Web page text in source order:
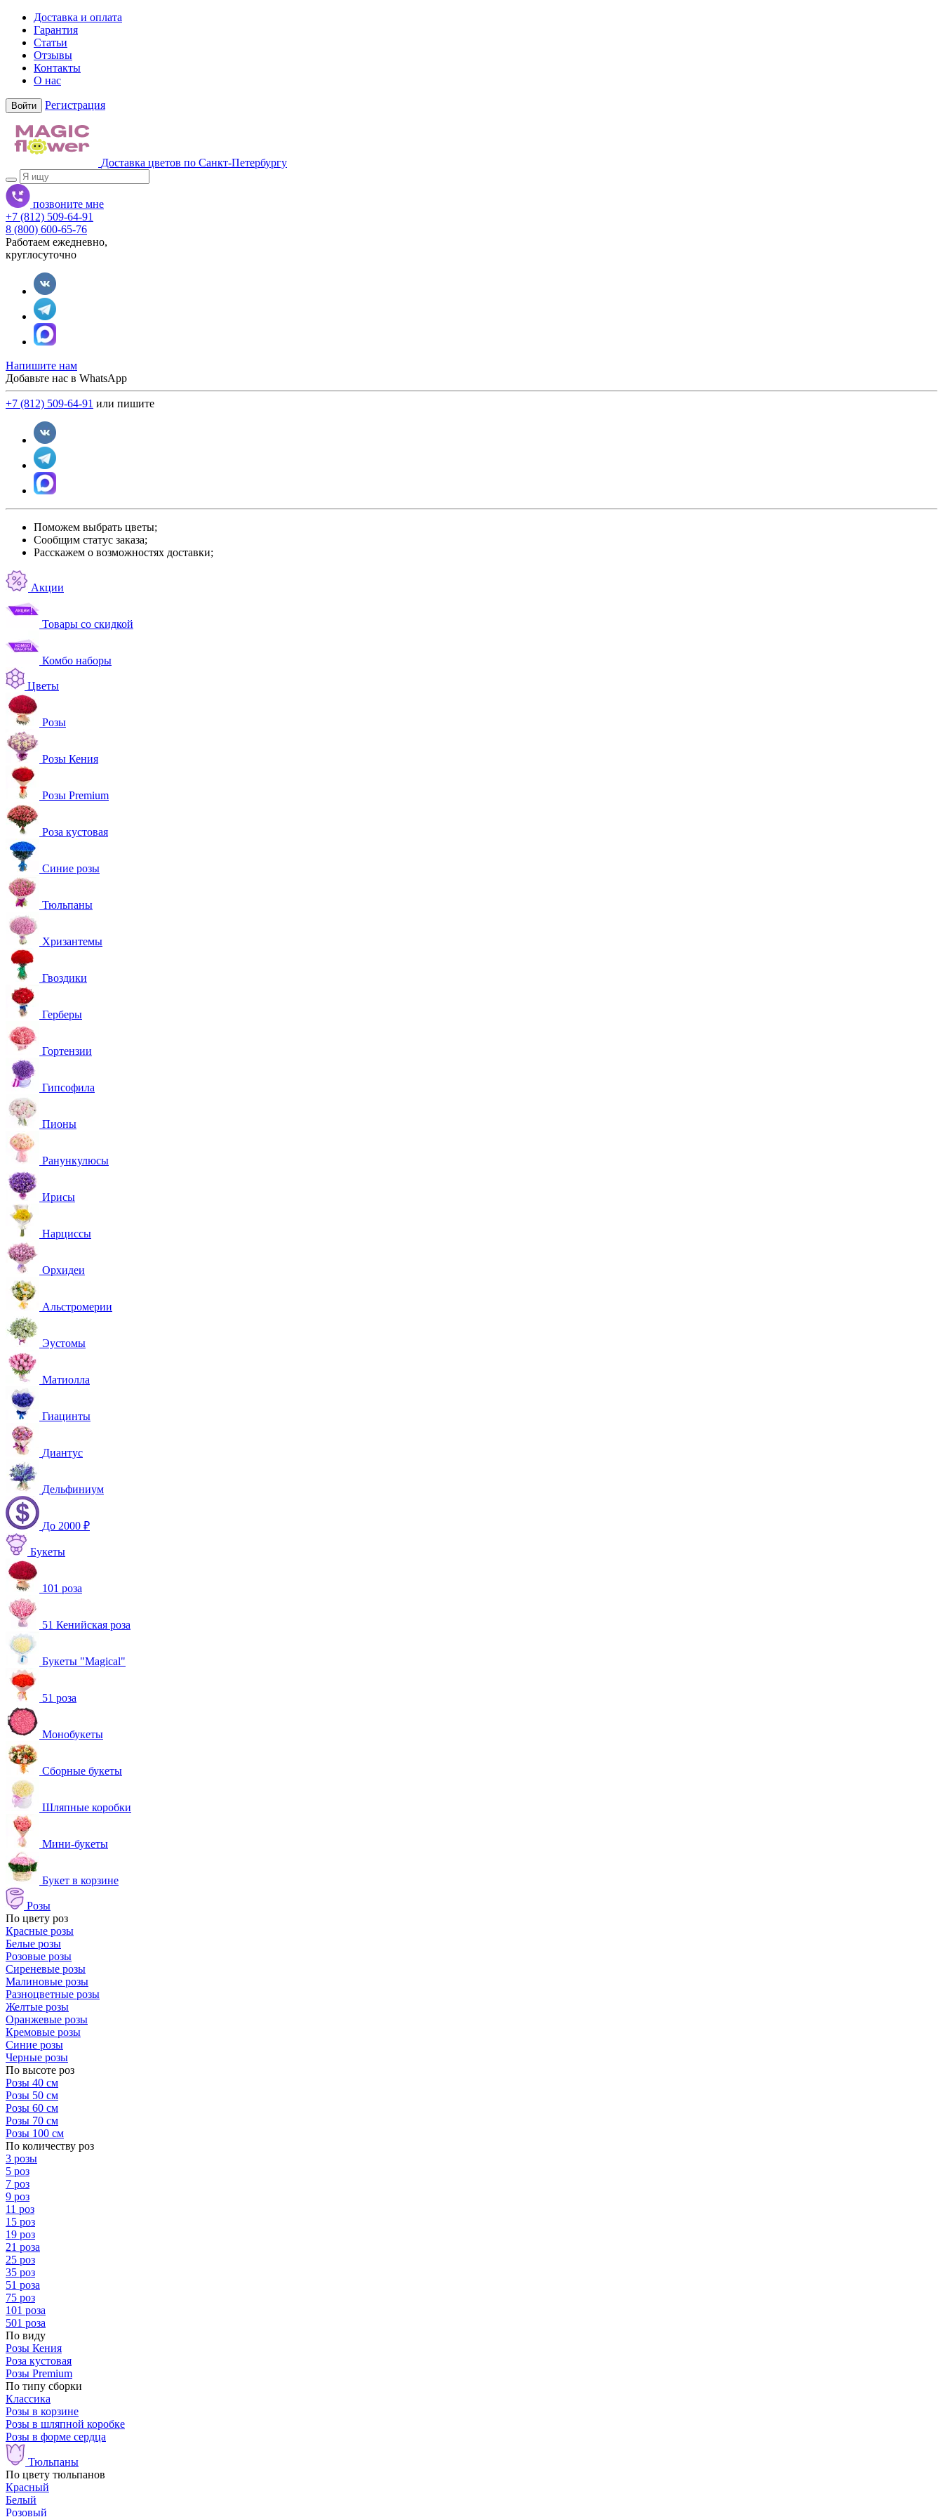
Доставка и оплата
Гарантия
Статьи
Отзывы
Контакты
О нас
Войти Регистрация
Доставка цветов по Санкт-Петербургу
позвоните мне
+7 (812) 509-64-91
8 (800) 600-65-76
Работаем ежедневно,
круглосуточно
Напишите нам
Добавьте нас в WhatsApp
+7 (812) 509-64-91 или пишите
Поможем выбрать цветы;
Сообщим статус заказа;
Расскажем о возможностях доставки;
Акции
Товары со скидкой
Комбо наборы
Цветы
Розы
Розы Кения
Розы Premium
Роза кустовая
Синие розы
Тюльпаны
Хризантемы
Гвоздики
Герберы
Гортензии
Гипсофила
Пионы
Ранункулюсы
Ирисы
Нарциссы
Орхидеи
Альстромерии
Эустомы
Матиолла
Гиацинты
Диантус
Дельфиниум
До 2000 ₽
Букеты
101 роза
51 Кенийская роза
Букеты "Magical"
51 роза
Монобукеты
Сборные букеты
Шляпные коробки
Мини-букеты
Букет в корзине
Розы
По цвету роз
Красные розы
Белые розы
Розовые розы
Сиреневые розы
Малиновые розы
Разноцветные розы
Желтые розы
Оранжевые розы
Кремовые розы
Синие розы
Черные розы
По высоте роз
Розы 40 см
Розы 50 см
Розы 60 см
Розы 70 см
Розы 100 см
По количеству роз
3 розы
5 роз
7 роз
9 роз
11 роз
15 роз
19 роз
21 роза
25 роз
35 роз
51 роза
75 роз
101 роза
501 роза
По виду
Розы Кения
Роза кустовая
Розы Premium
По типу сборки
Классика
Розы в корзине
Розы в шляпной коробке
Розы в форме сердца
Тюльпаны
По цвету тюльпанов
Красный
Белый
Розовый